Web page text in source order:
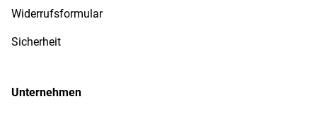
Widerrufsformular
Sicherheit
Unternehmen